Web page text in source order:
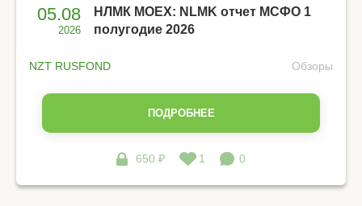
05.08
2026
НЛМК MOEX: NLMK отчет МСФО 1
полугодие 2026
NZT RUSFOND Обзоры
ПОДРОБНЕЕ
650 ₽ 1 0